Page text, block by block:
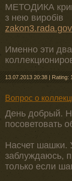
МЕТОДИКА
з нею виробів
Именно эти
13.07.2013 20:38 | Rating: 1
Вопрос о
День добрый.
посоветовать
Насчет шашки.
заблуждаюсь,
только если